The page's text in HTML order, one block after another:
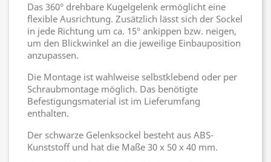
Das 360° drehbare Kugelgelenk ermöglicht eine
flexible Ausrichtung. Zusätzlich lässt sich der Sockel
in jede Richtung um ca. 15° ankippen bzw. neigen,
um den Blickwinkel an die jeweilige Einbauposition
anzupassen.
Die Montage ist wahlweise selbstklebend oder per
Schraubmontage möglich. Das benötigte
Befestigungsmaterial ist im Lieferumfang
enthalten.
Der schwarze Gelenksockel besteht aus ABS-
Kunststoff und hat die Maße 30 x 50 x 40 mm.